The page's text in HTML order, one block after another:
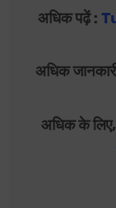
अधिक पढ़ें :
अधिक
अधिक के